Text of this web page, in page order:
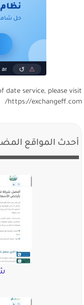
date service, please visit
https://exchangeff.com/
أحدث المواقع